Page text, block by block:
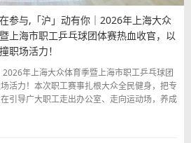
在参与,「沪」动有你｜2026年上海大众
上海市职工乒乓球团体赛热血收官，以
职场活力！
2026年上海大众体育季暨上海市职工乒乓球团
活力！本次职工赛事扎根大众全民健身，把专
引导广大职工走出办公室、走向运动场，养成